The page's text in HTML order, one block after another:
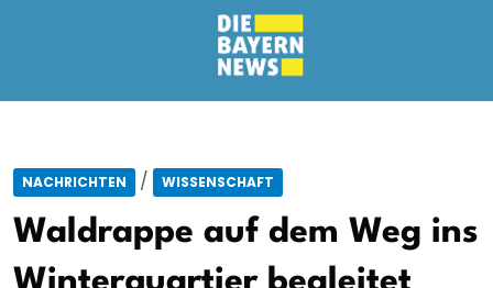
NACHRICHTEN / WISSENSCHAFT
Waldrappe auf dem Weg ins